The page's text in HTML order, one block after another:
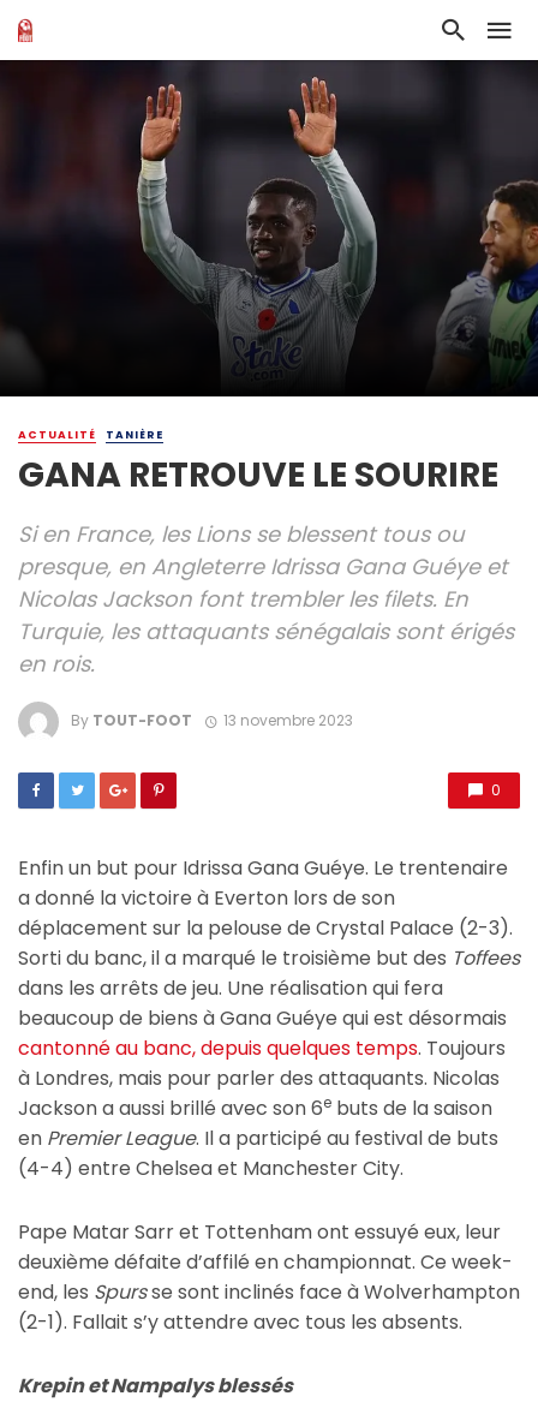
ACTUALITÉ TANIÈRE
GANA RETROUVE LE SOURIRE
Si en France, les Lions se blessent tous ou
presque, en Angleterre Idrissa Gana Guéye et
Nicolas Jackson font trembler les filets. En
Turquie, les attaquants sénégalais sont érigés
en rois.
By TOUT-FOOT 13 novembre 2023
0
Enfin un but pour Idrissa Gana Guéye. Le trentenaire
a donné la victoire à Everton lors de son
déplacement sur la pelouse de Crystal Palace (2-3).
Sorti du banc, il a marqué le troisième but des Toffees
dans les arrêts de jeu. Une réalisation qui fera
beaucoup de biens à Gana Guéye qui est désormais
cantonné au banc, depuis quelques temps. Toujours
à Londres, mais pour parler des attaquants. Nicolas
Jackson a aussi brillé avec son 6e buts de la saison
en Premier League. Il a participé au festival de buts
(4-4) entre Chelsea et Manchester City.
Pape Matar Sarr et Tottenham ont essuyé eux, leur
deuxième défaite d’affilé en championnat. Ce week-
end, les Spursse sont inclinés face à Wolverhampton
(2-1). Fallait s’y attendre avec tous les absents.
Krepin et Nampalys blessés